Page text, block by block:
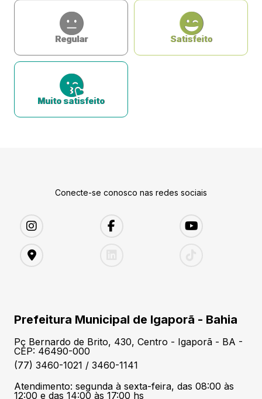
Regular Satisfeito
Muito satisfeito
Conecte-se conosco nas redes sociais
Prefeitura Municipal de Igaporã - Bahia
Pç Bernardo de Brito, 430, Centro - Igaporã - BA -
CEP: 46490-000
(77) 3460-1021 / 3460-1141
Atendimento: segunda à sexta-feira, das 08:00 às
12:00 e das 14:00 às 17:00 hs